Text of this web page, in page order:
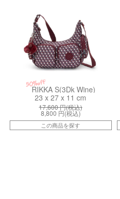
50%off
RIKKA S(3Dk Wine)
23 x 27 x 11 cm
17,600円(税込)
8,800 円(税込)
この商品を探す